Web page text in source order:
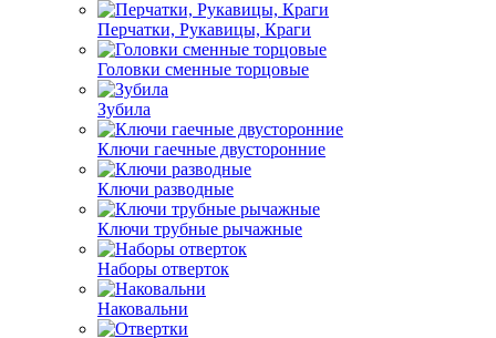
Перчатки, Рукавицы, Краги
Головки сменные торцовые
Зубила
Ключи гаечные двусторонние
Ключи разводные
Ключи трубные рычажные
Наборы отверток
Наковальни